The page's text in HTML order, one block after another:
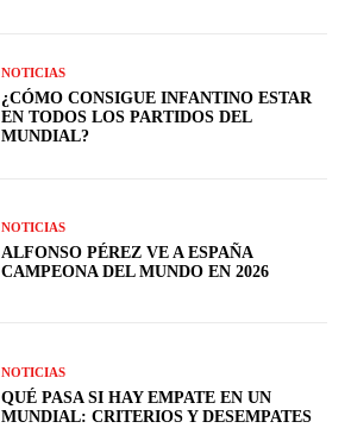
NOTICIAS
¿CÓMO CONSIGUE INFANTINO ESTAR
EN TODOS LOS PARTIDOS DEL
MUNDIAL?
NOTICIAS
ALFONSO PÉREZ VE A ESPAÑA
CAMPEONA DEL MUNDO EN 2026
NOTICIAS
QUÉ PASA SI HAY EMPATE EN UN
MUNDIAL: CRITERIOS Y DESEMPATES